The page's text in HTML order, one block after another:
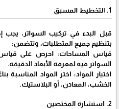
1. التخطيط المسبق
قبل البدء في تركيب السواتر، يجب
بتنظيم جميع المتطلبات، وتتضمن:
قياس المساحات: احرص على قياس
السواتر فيه لمعرفة الأبعاد الدقيقة.
اختيار المواد: اختر المواد المناسبة
الخشب، المعادن، أو البلاستيك.
2. استشارة المختصين